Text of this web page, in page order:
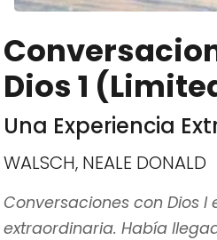
Dios 1
Una Experiencia
WALSCH, NEALE DONALD
Conversaciones con Dios I
extraordinaria. Había